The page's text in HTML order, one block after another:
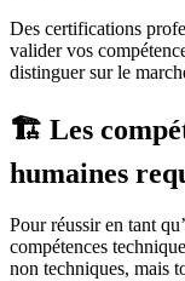
Des certifications
valider vos
distinguer sur le
🏗️ Les
humaines
Pour réussir en tant
compétences
non techniques, mais